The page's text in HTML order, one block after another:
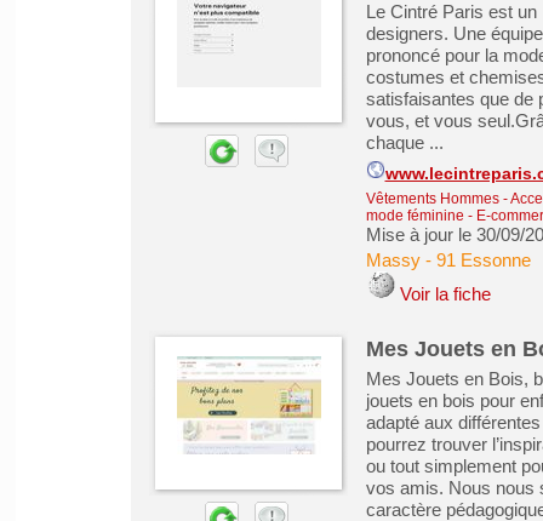
Le Cintré Paris est
designers. Une
prononcé pour la
costumes et
satisfaisantes que de
vous, et vous seul.
chaque ...
Vêtements Hommes -
mode féminine - E-
Mise à jour le 30/09/
Massy- 91 Essonne
Voir la fiche
Mes Jouets en
Mes Jouets en Bois,
jouets en bois pour
adapté aux
pourrez trouver
ou tout simplement
vos amis. Nous nous
caractère